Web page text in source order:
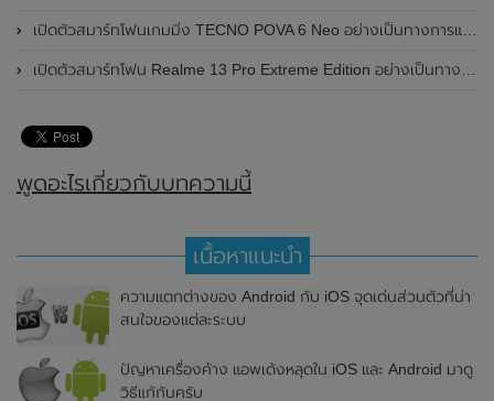
เปิดตัวสมาร์ทโฟนเกมมิ่ง TECNO POVA 6 Neo อย่างเป็นทางการแล้วในประเทศไทย ในราคา 8,499 บาท
เปิดตัวสมาร์ทโฟน Realme 13 Pro Extreme Edition อย่างเป็นทางการแล้วในประเทศจีน
พูดอะไรเกี่ยวกับบทความนี้
เนื้อหาแนะนำ
ความแตกต่างของ Android กับ iOS จุดเด่นส่วนตัวที่น่า
สนใจของแต่ละระบบ
ปัญหาเครื่องค้าง แอพเด้งหลุดใน iOS และ Android มาดู
วิธีแก้กันครับ